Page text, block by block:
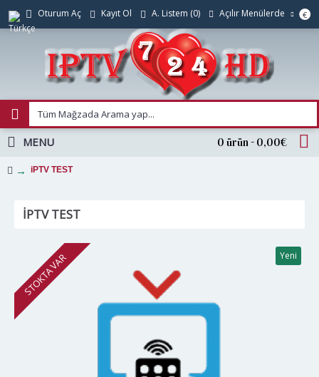
€
Oturum Aç Kayıt Ol A. Listem (0) Açılır Menülerde
0 ürün - 0,00€
MENU
iPTV TEST
IPTV TEST
Yeni
STOKTA VAR